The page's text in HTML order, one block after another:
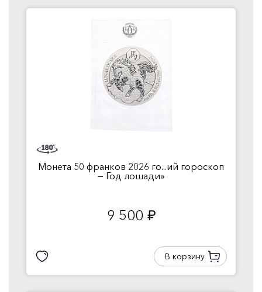
Монета 50 франков 2026 го...ий гороскоп
— Год лошади»
9 500 руб.
В корзину